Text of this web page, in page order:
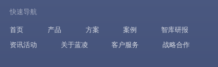
快速导航
首页 产品 方案 案例
智库研报
资讯活动
关于蓝凌 客户服务 战略合作